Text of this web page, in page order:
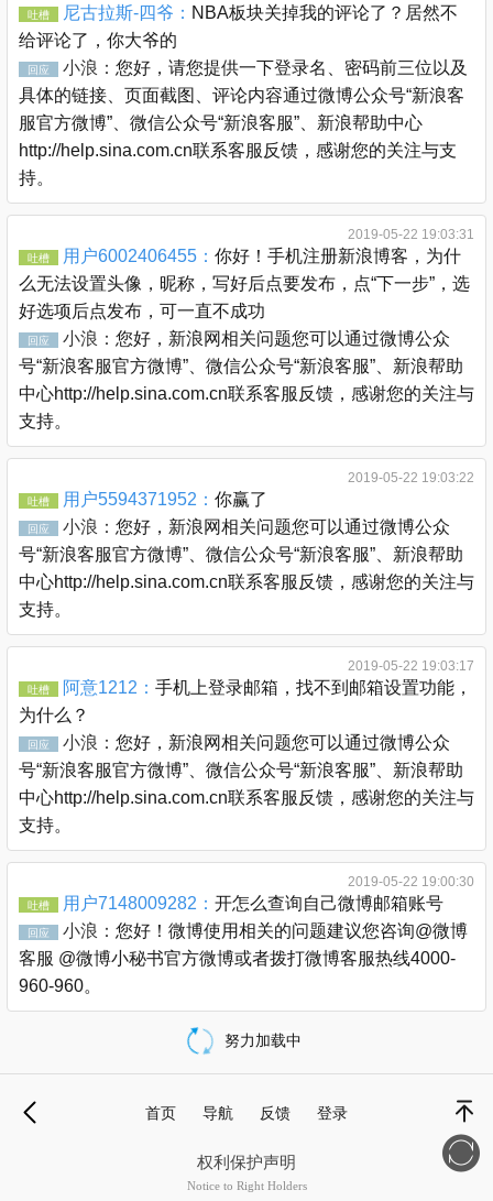
吐槽 尼古拉斯-四爷： NBA板块关掉我的评论了？居然不
给评论了，你大爷的
回应 小浪： 您好，请您提供一下登录名、密码前三位以及
具体的链接、页面截图、评论内容通过微博公众号“新浪客
服官方微博”、微信公众号“新浪客服”、新浪帮助中心
http://help.sina.com.cn联系客服反馈，感谢您的关注与支
持。
2019-05-22 19:03:31
吐槽 用户6002406455： 你好！手机注册新浪博客，为什
么无法设置头像，昵称，写好后点要发布，点“下一步”，选
好选项后点发布，可一直不成功
回应 小浪： 您好，新浪网相关问题您可以通过微博公众
号“新浪客服官方微博”、微信公众号“新浪客服”、新浪帮助
中心http://help.sina.com.cn联系客服反馈，感谢您的关注与
支持。
2019-05-22 19:03:22
吐槽 用户5594371952： 你赢了
回应 小浪： 您好，新浪网相关问题您可以通过微博公众
号“新浪客服官方微博”、微信公众号“新浪客服”、新浪帮助
中心http://help.sina.com.cn联系客服反馈，感谢您的关注与
支持。
2019-05-22 19:03:17
吐槽 阿意1212： 手机上登录邮箱，找不到邮箱设置功能，
为什么？
回应 小浪： 您好，新浪网相关问题您可以通过微博公众
号“新浪客服官方微博”、微信公众号“新浪客服”、新浪帮助
中心http://help.sina.com.cn联系客服反馈，感谢您的关注与
支持。
2019-05-22 19:00:30
吐槽 用户7148009282： 开怎么查询自己微博邮箱账号
回应 小浪： 您好！微博使用相关的问题建议您咨询@微博
客服 @微博小秘书官方微博或者拨打微博客服热线4000-
960-960。
载
更
努力加载中
顶部
首页 导航 反馈 登录
权利保护声明
Notice to Right Holders